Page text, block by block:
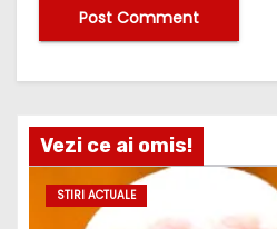
Vezi ce ai omis!
STIRI ACTUALE